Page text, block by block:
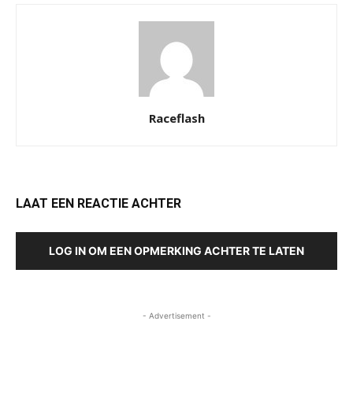
Raceflash
LAAT EEN REACTIE ACHTER
LOG IN OM EEN OPMERKING ACHTER TE LATEN
- Advertisement -